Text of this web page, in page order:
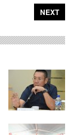
NEXT